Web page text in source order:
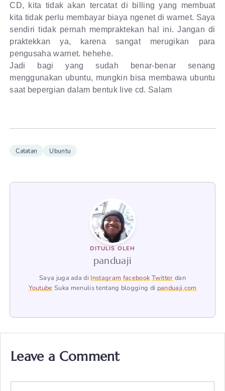
CD, kita tidak akan tercatat di billing yang membuat
kita tidak perlu membayar biaya ngenet di warnet. Saya
sendiri tidak pernah mempraktekan hal ini. Jangan di
praktekkan ya, karena sangat merugikan para
pengusaha warnet. hehehe.
Jadi bagi yang sudah benar-benar senang
menggunakan ubuntu, mungkin bisa membawa ubuntu
saat bepergian dalam bentuk live cd. Salam
Catatan Ubuntu
DITULIS OLEH
panduaji
Saya juga ada di Instagram facebook Twitter dan
Youtube Suka menulis tentang blogging di panduaji.com
Leave a Comment